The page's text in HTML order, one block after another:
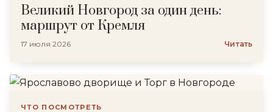
Великий Новгород за один день:
маршрут от Кремля
17 июля 2026 Читать
ЧТО ПОСМОТРЕТЬ